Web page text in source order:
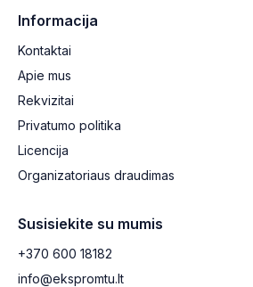
Informacija
Kontaktai
Apie mus
Rekvizitai
Privatumo politika
Licencija
Organizatoriaus draudimas
Susisiekite su mumis
+370 600 18182
info@ekspromtu.lt